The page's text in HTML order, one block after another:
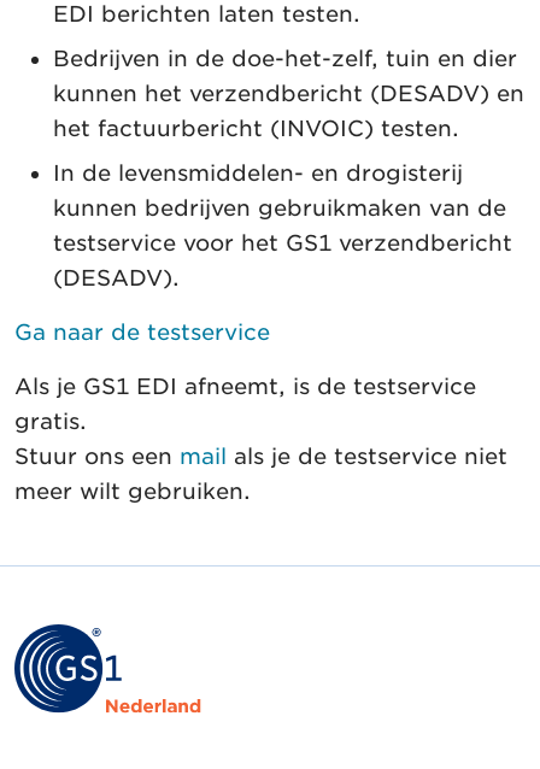
EDI berichten laten testen.
Bedrijven in de doe-het-zelf, tuin en dier
kunnen het verzendbericht (DESADV) en
het factuurbericht (INVOIC) testen.
In de levensmiddelen- en drogisterij
kunnen bedrijven gebruikmaken van de
testservice voor het GS1 verzendbericht
(DESADV).
Ga naar de testservice
Als je GS1 EDI afneemt, is de testservice
gratis.
Stuur ons een mail als je de testservice niet
meer wilt gebruiken.